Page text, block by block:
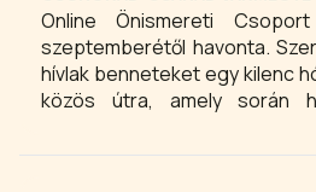
Online Önismereti
szeptemberétől havonta.
hívlak benneteket egy kilenc
közös útra, amely során
alapja Jézus